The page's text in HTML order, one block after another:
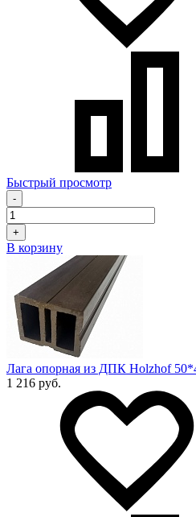
Быстрый просмотр
-
+
В корзину
Лага опорная из ДПК Holzhof
1 216 руб.